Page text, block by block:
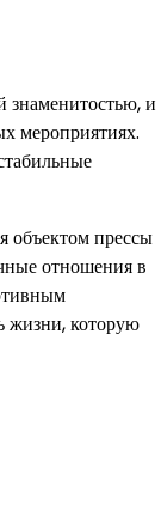
знаменитостью, и
мероприятиях.
объектом прессы
отношения в
жизни, которую